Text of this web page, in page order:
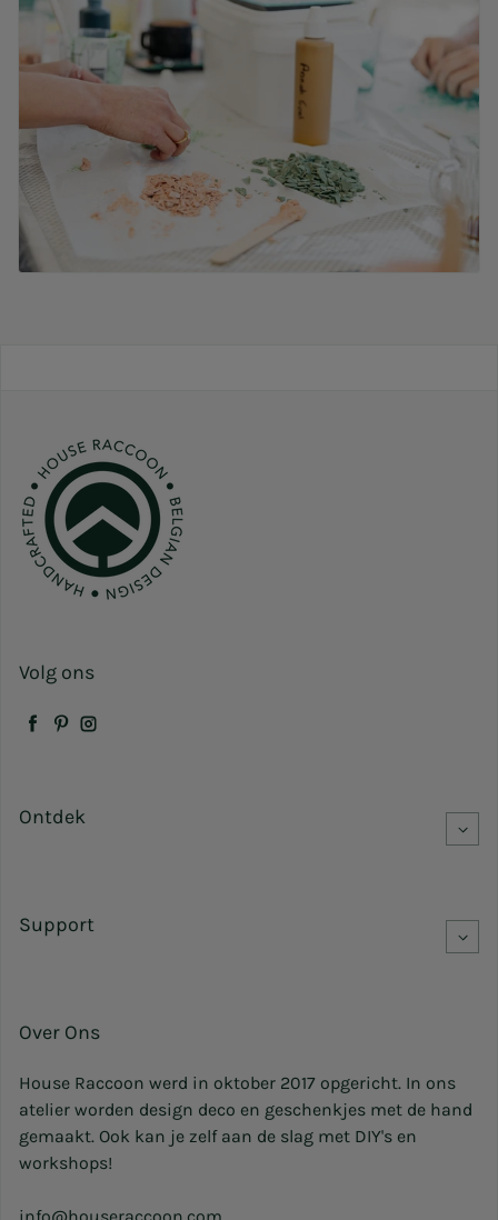
Volg ons
Facebook
Pinterest
Instagram
Ontdek
Support
Over Ons
House Raccoon werd in oktober 2017 opgericht. In ons
atelier worden design deco en geschenkjes met de hand
gemaakt. Ook kan je zelf aan de slag met DIY's en
workshops!